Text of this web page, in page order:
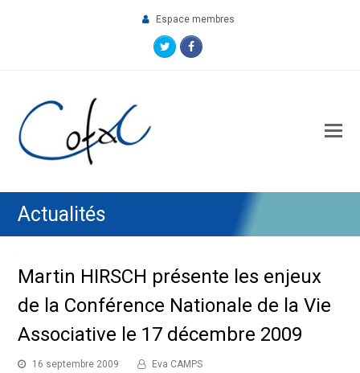
Espace membres
TwitterFacebook
Actualités
Martin HIRSCH présente les enjeux
de la Conférence Nationale de la Vie
Associative le 17 décembre 2009
16 septembre 2009 Eva CAMPS